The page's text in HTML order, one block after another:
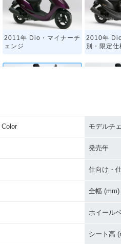
2011年 Dio・マイナーチ
ェンジ
2010年
別・限定仕
2004年 Dio Special Col
2004年
Edition・
モデルチ
発売年
仕向け・
全幅 (mm)
ホイール
シート高